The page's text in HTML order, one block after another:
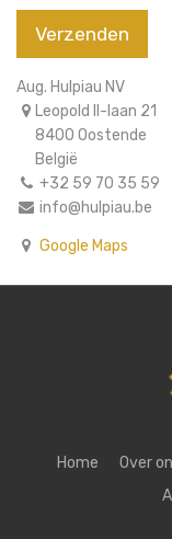
Verzenden
Aug. Hulpiau NV
Leopold II-laan 21
8400 Oostende
België
+32 59 70 35 59
info@hulpiau.be
Google Maps
Home Over